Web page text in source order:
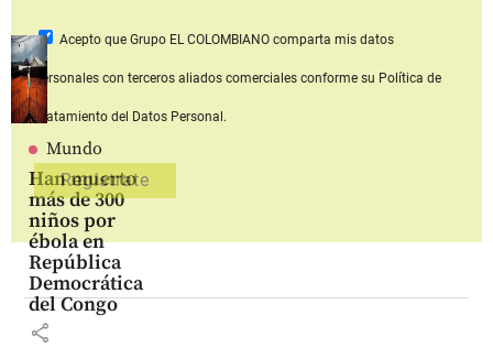
Mundo
Han muerto
más de 300
niños por
ébola en
República
Democrática
del Congo
share
Acepto que Grupo EL COLOMBIANOcomparta mis datos
personales con terceros aliados comerciales conforme su Política de
Tratamiento del Datos Personal.